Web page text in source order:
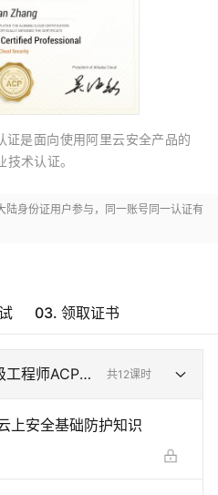
证是面向使用阿里云安全产品的
术认证。
陆身份证用户参与，同一账号同一认证有
03. 领取证书
ACP认证课程 共12课时
上安全基础防护知识